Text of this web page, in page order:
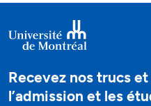
Recevez nos trucs
l’admission et les